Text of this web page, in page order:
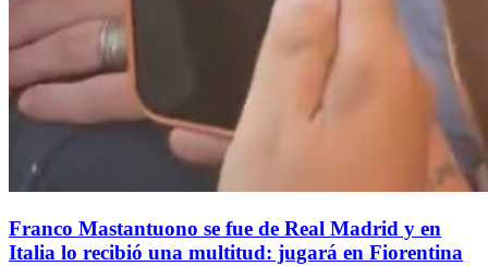
Franco Mastantuono se fue de Real Madrid y en
Italia lo recibió una multitud: jugará en Fiorentina